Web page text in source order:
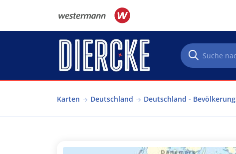
Karten Deutschland Deutschland - Bevölkerung